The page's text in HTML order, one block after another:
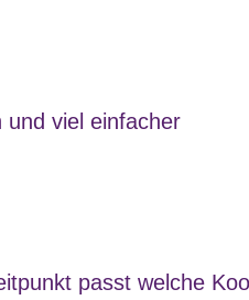
und viel einfacher
passt welche